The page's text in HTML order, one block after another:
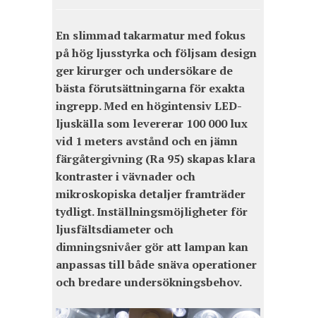
En slimmad takarmatur med fokus
på hög ljusstyrka och följsam design
ger kirurger och undersökare de
bästa förutsättningarna för exakta
ingrepp. Med en högintensiv LED-
ljuskälla som levererar 100 000 lux
vid 1 meters avstånd och en jämn
färgåtergivning (Ra 95) skapas klara
kontraster i vävnader och
mikroskopiska detaljer framträder
tydligt. Inställningsmöjligheter för
ljusfältsdiameter och
dimningsnivåer gör att lampan kan
anpassas till både snäva operationer
och bredare undersökningsbehov.